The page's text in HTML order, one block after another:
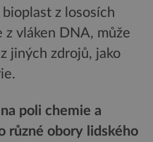
z lososích
z vláken DNA, může
jiných zdrojů, jako
poli chemie a
různé obory lidského